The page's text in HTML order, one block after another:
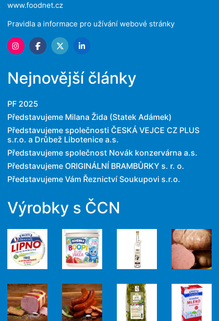
www.foodnet.cz
Pravidla a informace pro užívání webové stránky
Nejnovější články
PF 2025
Představujeme Milana Žida (Statek Adámek)
Představujeme společnosti ČESKÁ VEJCE CZ PLUS
s.r.o. a Drůbež Libotenice a.s.
Představujeme společnost Novák konzervárna a.s.
Představujeme ORIGINÁLNÍ BRAMBŮRKY s. r. o.
Představujeme Vám Řeznictví Soukupovi s.r.o.
Výrobky s ČCN